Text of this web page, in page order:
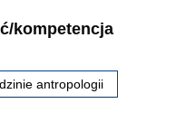
kompetencja
antropologii